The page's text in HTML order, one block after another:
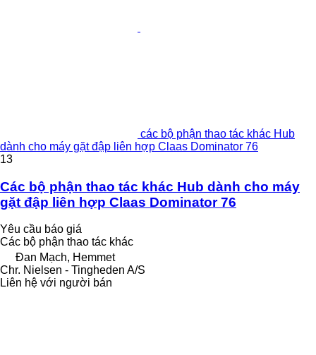
các bộ phận thao tác khác Hub
dành cho máy gặt đập liên hợp Claas Dominator 76
13
Các bộ phận thao tác khác Hub dành cho máy
gặt đập liên hợp Claas Dominator 76
Yêu cầu báo giá
Các bộ phận thao tác khác
Đan Mạch, Hemmet
Chr. Nielsen - Tingheden A/S
Liên hệ với người bán